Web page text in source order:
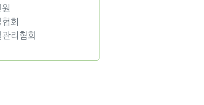
회
리협회